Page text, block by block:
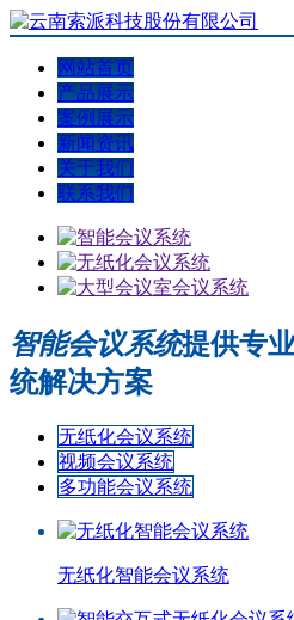
网站首页
产品展示
案例展示
新闻资讯
关于我们
联系我们
智能会议系统提供专
统解决方案
无纸化会议系统
视频会议系统
多功能会议系统
无纸化智能会议系统